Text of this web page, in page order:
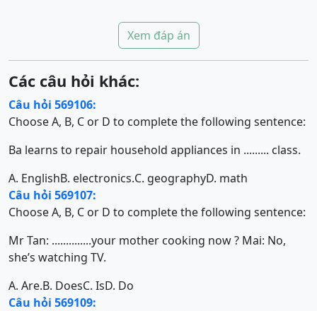
Xem đáp án
Các câu hỏi khác:
Câu hỏi 569106:
Choose A, B, C or D to complete the following sentence:
Ba learns to repair household appliances in ......... class.
A. EnglishB. electronics.C. geographyD. math
Câu hỏi 569107:
Choose A, B, C or D to complete the following sentence:
Mr Tan: ..............your mother cooking now ? Mai: No,
she’s watching TV.
A. Are.B. DoesC. IsD. Do
Câu hỏi 569109: